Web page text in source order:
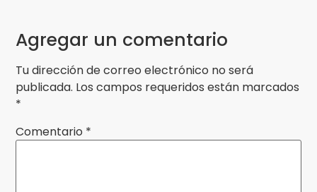
Agregar un comentario
Tu dirección de correo electrónico no será
publicada. Los campos requeridos están marcados
*
Comentario *